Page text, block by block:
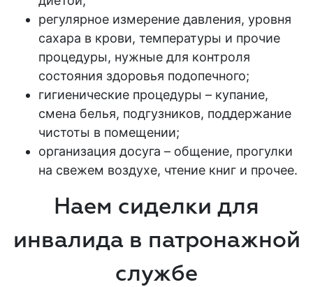
регулярное измерение давления, уровня
сахара в крови, температуры и прочие
процедуры, нужные для контроля
состояния здоровья подопечного;
гигиенические процедуры – купание,
смена белья, подгузников, поддержание
чистоты в помещении;
организация досуга – общение, прогулки
на свежем воздухе, чтение книг и прочее.
Наем сиделки для
инвалида в патронажной
службе